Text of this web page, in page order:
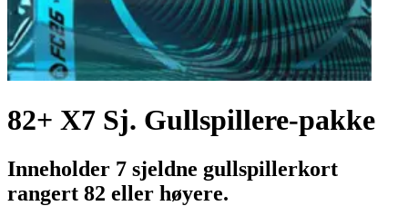
82+ X7 Sj. Gullspillere-pakke
Inneholder 7 sjeldne gullspillerkort
rangert 82 eller høyere.